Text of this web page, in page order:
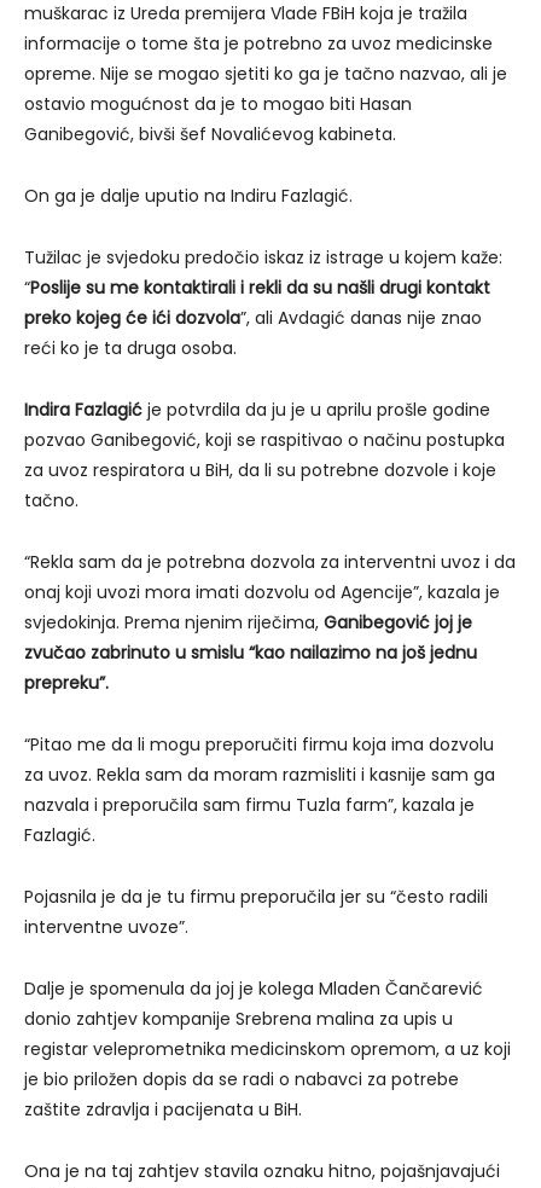
muškarac iz Ureda premijera Vlade FBiH koja je tražila
informacije o tome šta je potrebno za uvoz medicinske
opreme. Nije se mogao sjetiti ko ga je tačno nazvao, ali je
ostavio mogućnost da je to mogao biti Hasan
Ganibegović, bivši šef Novalićevog kabineta.
On ga je dalje uputio na Indiru Fazlagić.
Tužilac je svjedoku predočio iskaz iz istrage u kojem kaže:
“Poslije su me kontaktirali i rekli da su našli drugi kontakt
preko kojeg će ići dozvola”, ali Avdagić danas nije znao
reći ko je ta druga osoba.
Indira Fazlagić je potvrdila da ju je u aprilu prošle godine
pozvao Ganibegović, koji se raspitivao o načinu postupka
za uvoz respiratora u BiH, da li su potrebne dozvole i koje
tačno.
“Rekla sam da je potrebna dozvola za interventni uvoz i da
onaj koji uvozi mora imati dozvolu od Agencije”, kazala je
svjedokinja. Prema njenim riječima, Ganibegović joj je
zvučao zabrinuto u smislu “kao nailazimo na još jednu
prepreku”.
“Pitao me da li mogu preporučiti firmu koja ima dozvolu
za uvoz. Rekla sam da moram razmisliti i kasnije sam ga
nazvala i preporučila sam firmu Tuzla farm”, kazala je
Fazlagić.
Pojasnila je da je tu firmu preporučila jer su “često radili
interventne uvoze”.
Dalje je spomenula da joj je kolega Mladen Čančarević
donio zahtjev kompanije Srebrena malina za upis u
registar veleprometnika medicinskom opremom, a uz koji
je bio priložen dopis da se radi o nabavci za potrebe
zaštite zdravlja i pacijenata u BiH.
Ona je na taj zahtjev stavila oznaku hitno, pojašnjavajući